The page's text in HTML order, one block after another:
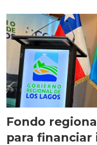
Fondo
para financiar